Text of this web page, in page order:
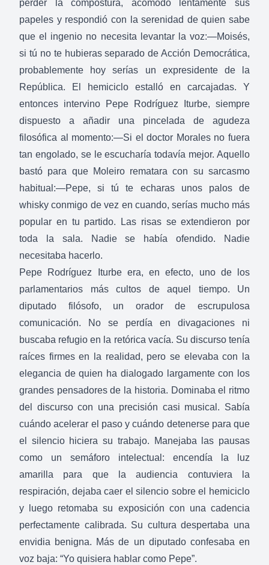
perder la compostura, acomodó lentamente sus
papeles y respondió con la serenidad de quien sabe
que el ingenio no necesita levantar la voz:—Moisés,
si tú no te hubieras separado de Acción Democrática,
probablemente hoy serías un expresidente de la
República. El hemiciclo estalló en carcajadas. Y
entonces intervino Pepe Rodríguez Iturbe, siempre
dispuesto a añadir una pincelada de agudeza
filosófica al momento:—Si el doctor Morales no fuera
tan engolado, se le escucharía todavía mejor. Aquello
bastó para que Moleiro rematara con su sarcasmo
habitual:—Pepe, si tú te echaras unos palos de
whisky conmigo de vez en cuando, serías mucho más
popular en tu partido. Las risas se extendieron por
toda la sala. Nadie se había ofendido. Nadie
necesitaba hacerlo.
Pepe Rodríguez Iturbe era, en efecto, uno de los
parlamentarios más cultos de aquel tiempo. Un
diputado filósofo, un orador de escrupulosa
comunicación. No se perdía en divagaciones ni
buscaba refugio en la retórica vacía. Su discurso tenía
raíces firmes en la realidad, pero se elevaba con la
elegancia de quien ha dialogado largamente con los
grandes pensadores de la historia. Dominaba el ritmo
del discurso con una precisión casi musical. Sabía
cuándo acelerar el paso y cuándo detenerse para que
el silencio hiciera su trabajo. Manejaba las pausas
como un semáforo intelectual: encendía la luz
amarilla para que la audiencia contuviera la
respiración, dejaba caer el silencio sobre el hemiciclo
y luego retomaba su exposición con una cadencia
perfectamente calibrada. Su cultura despertaba una
envidia benigna. Más de un diputado confesaba en
voz baja: “Yo quisiera hablar como Pepe”.